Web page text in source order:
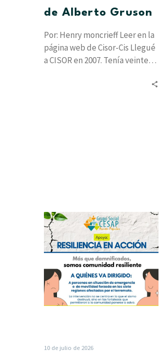
de Alberto Gruson
Por: Henry moncrieff Leer en la
página web de Cisor-Cis Llegué
a CISOR en 2007. Tenía veinte
Resiliencia
en
Acción:
Reconstruyendo
la
esperanza
desde
la
10 de julio de 2026